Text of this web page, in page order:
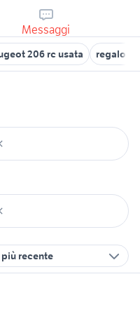
Messaggi
206 rc usata regalo
più recente